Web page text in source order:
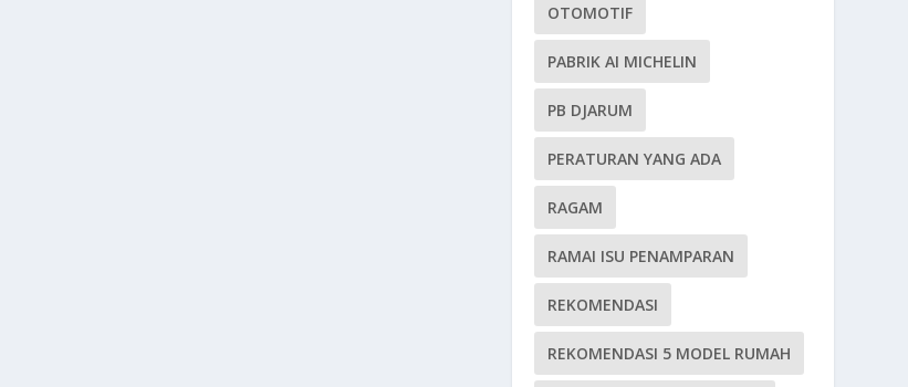
OTOMOTIF
PABRIK AI MICHELIN
PB DJARUM
PERATURAN YANG ADA
RAGAM
RAMAI ISU PENAMPARAN
REKOMENDASI
REKOMENDASI 5 MODEL RUMAH